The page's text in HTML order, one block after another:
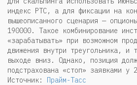
индекс РТС, а для фиксации на
вышеописанного сценария —
190000. Такое комбинирование
«зарабатывать» при возможном
движения внутри треугольника, и
выходе вниз. Однако, позиция
подстрахована «стоп» заявками у
Источник: Прайм-Тасс